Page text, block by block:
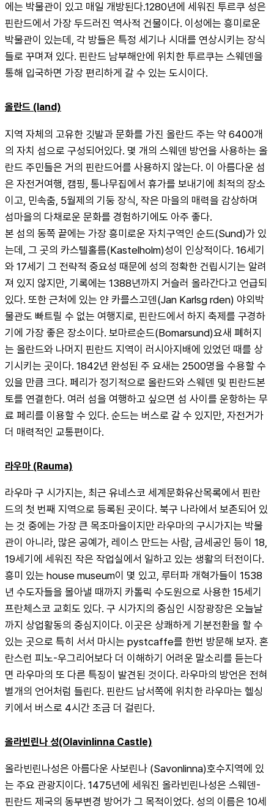
에는 박물관이 있고 매일 개방된다.1280년에 세워진 투르쿠 성은
핀란드에서 가장 두드러진 역사적 건물이다. 이성에는 흥미로운
박물관이 있는데, 각 방들은 특정 세기나 시대를 연상시키는 장식
들로 꾸며져 있다. 핀란드 남부해안에 위치한 투르쿠는 스웨덴을
통해 입국하면 가장 편리하게 갈 수 있는 도시이다.
올란드 (land)
지역 자체의 고유한 깃발과 문화를 가진 올란드 주는 약 6400개
의 자치 섬으로 구성되어있다. 몇 개의 스웨덴 방언을 사용하는 올
란드 주민들은 거의 핀란드어를 사용하지 않는다. 이 아름다운 섬
은 자전거여행, 캠핑, 통나무집에서 휴가를 보내기에 최적의 장소
이고, 민속춤, 5월제의 기둥 장식, 작은 마을의 매력을 감상하며
섬마을의 다채로운 문화를 경험하기에도 아주 좋다.
본 섬의 동쪽 끝에는 가장 흥미로운 자치구역인 순드(Sund)가 있
는데, 그 곳의 카스텔홀름(Kastelholm)성이 인상적이다. 16세기
와 17세기 그 전략적 중요성 때문에 성의 정확한 건립시기는 알려
져 있지 않지만, 기록에는 1388년까지 거슬러 올라간다고 언급되
있다. 또한 근처에 있는 얀 카를스고덴(Jan Karlsg rden) 야외박
물관도 빠트릴 수 없는 여행지로, 핀란드에서 하지 축제를 구경하
기에 가장 좋은 장소이다. 보마르순드(Bomarsund)요새 폐허지
는 올란드와 나머지 핀란드 지역이 러시아지배에 있었던 때를 상
기시키는 곳이다. 1842년 완성된 주 요새는 2500명을 수용할 수
있을 만큼 크다. 페리가 정기적으로 올란드와 스웨덴 및 핀란드본
토를 연결한다. 여러 섬을 여행하고 싶으면 섬 사이를 운항하는 무
료 페리를 이용할 수 있다. 순드는 버스로 갈 수 있지만, 자전거가
더 매력적인 교통편이다.
라우마 (Rauma)
라우마 구 시가지는, 최근 유네스코 세계문화유산목록에서 핀란
드의 첫 번째 지역으로 등록된 곳이다. 북구 나라에서 보존되어 있
는 것 중에는 가장 큰 목조마을이지만 라우마의 구시가지는 박물
관이 아니라, 많은 공예가, 레이스 만드는 사람, 금세공인 등이 18,
19세기에 세워진 작은 작업실에서 일하고 있는 생활의 터전이다.
흥미 있는 house museum이 몇 있고, 루터파 개혁가들이 1538
년 수도자들을 몰아낼 때까지 카톨릭 수도원으로 사용한 15세기
프란체스코 교회도 있다. 구 시가지의 중심인 시장광장은 오늘날
까지 상업활동의 중심지이다. 이곳은 상쾌하게 기분전환을 할 수
있는 곳으로 특히 서서 마시는 pystcaffe를 한번 방문해 보자. 혼
란스런 피노-우그리어보다 더 이해하기 어려운 말소리를 듣는다
면 라우마의 또 다른 특징이 발견된 것이다. 라우마의 방언은 전혀
별개의 언어처럼 들린다. 핀란드 남서쪽에 위치한 라우마는 헬싱
키에서 버스로 4시간 조금 더 걸린다.
올라빈린나 성(Olavinlinna Castle)
올라빈린나성은 아름다운 사보린나 (Savonlinna)호수지역에 있
는 주요 관광지이다. 1475년에 세워진 올라빈린나성은 스웨덴-
핀란드 제국의 동부변경 방어가 그 목적이었다. 성의 이름은 10세